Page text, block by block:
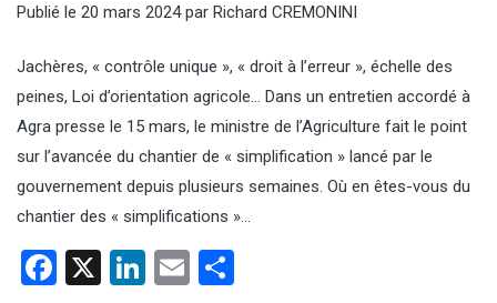
Publié le 20 mars 2024par Richard CREMONINI
Jachères, « contrôle unique », « droit à l’erreur », échelle des
peines, Loi d’orientation agricole… Dans un entretien accordé à
Agra presse le 15 mars, le ministre de l’Agriculture fait le point
sur l’avancée du chantier de « simplification » lancé par le
gouvernement depuis plusieurs semaines. Où en êtes-vous du
chantier des « simplifications »…
Facebook
X LinkedIn
Email